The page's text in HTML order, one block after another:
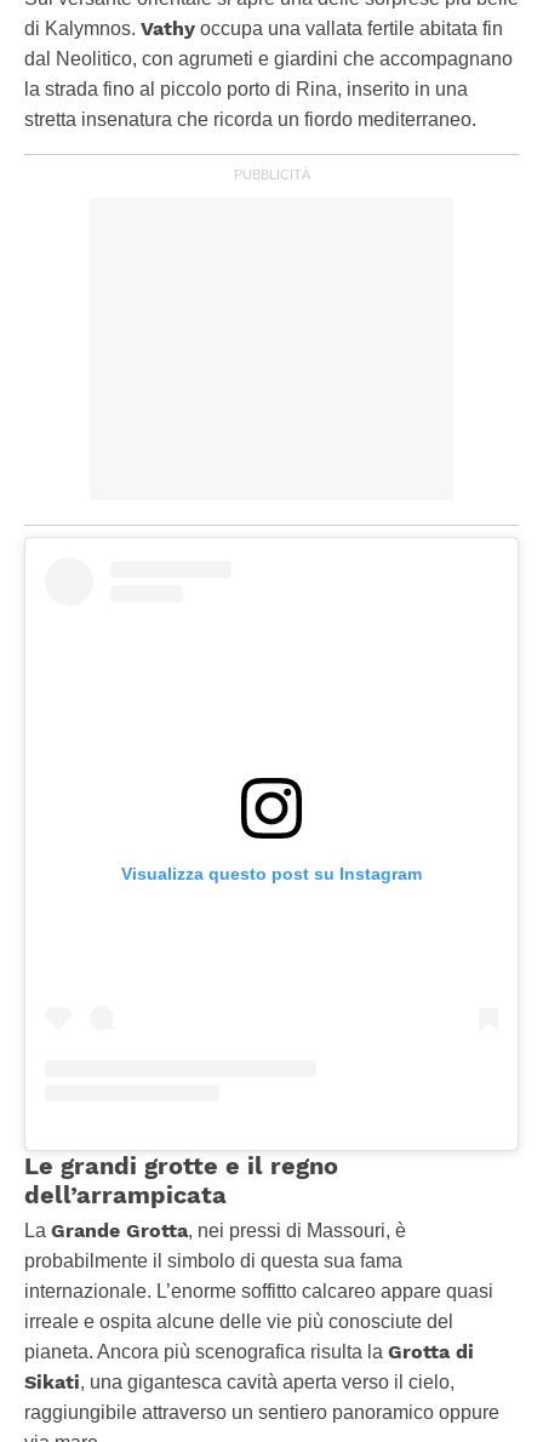
di Kalymnos. Vathy occupa una vallata fertile abitata fin
dal Neolitico, con agrumeti e giardini che accompagnano
la strada fino al piccolo porto di Rina, inserito in una
stretta insenatura che ricorda un fiordo mediterraneo.
Visualizza questo post su Instagram
Le grandi grotte e il regno
dell’arrampicata
La Grande Grotta, nei pressi di Massouri, è
probabilmente il simbolo di questa sua fama
internazionale. L’enorme soffitto calcareo appare quasi
irreale e ospita alcune delle vie più conosciute del
pianeta. Ancora più scenografica risulta la Grotta di
Sikati, una gigantesca cavità aperta verso il cielo,
raggiungibile attraverso un sentiero panoramico oppure